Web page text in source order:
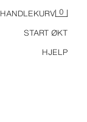
HANDLEKURV 0
START ØKT
HJELP